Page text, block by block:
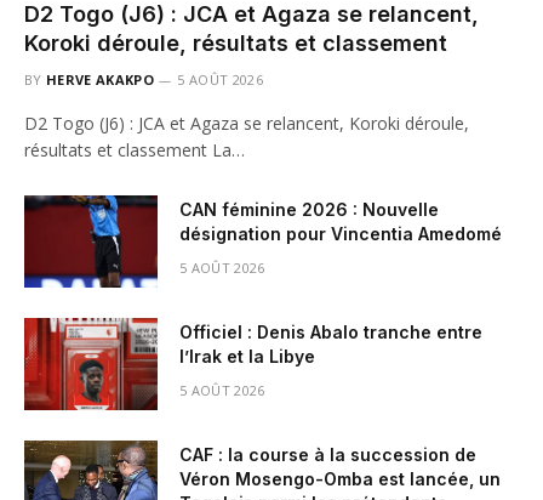
D2 Togo (J6) : JCA et Agaza se relancent,
Koroki déroule, résultats et classement
BY HERVE AKAKPO 5 AOÛT 2026
D2 Togo (J6) : JCA et Agaza se relancent, Koroki déroule,
résultats et classement La…
CAN féminine 2026 : Nouvelle
désignation pour Vincentia Amedomé
5 AOÛT 2026
Officiel : Denis Abalo tranche entre
l’Irak et la Libye
5 AOÛT 2026
CAF : la course à la succession de
Véron Mosengo-Omba est lancée, un